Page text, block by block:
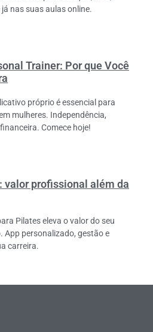
nas suas aulas online.
Trainer: Por que Você
próprio é essencial para
mulheres. Independência,
Comece hoje!
valor profissional além da
Pilates eleva o valor do seu
App personalizado, gestão e
carreira.